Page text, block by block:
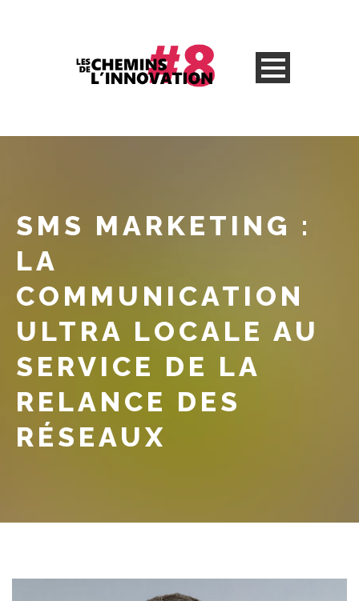
SMS MARKETING :
LA
COMMUNICATION
ULTRA LOCALE AU
SERVICE DE LA
RELANCE DES
RÉSEAUX